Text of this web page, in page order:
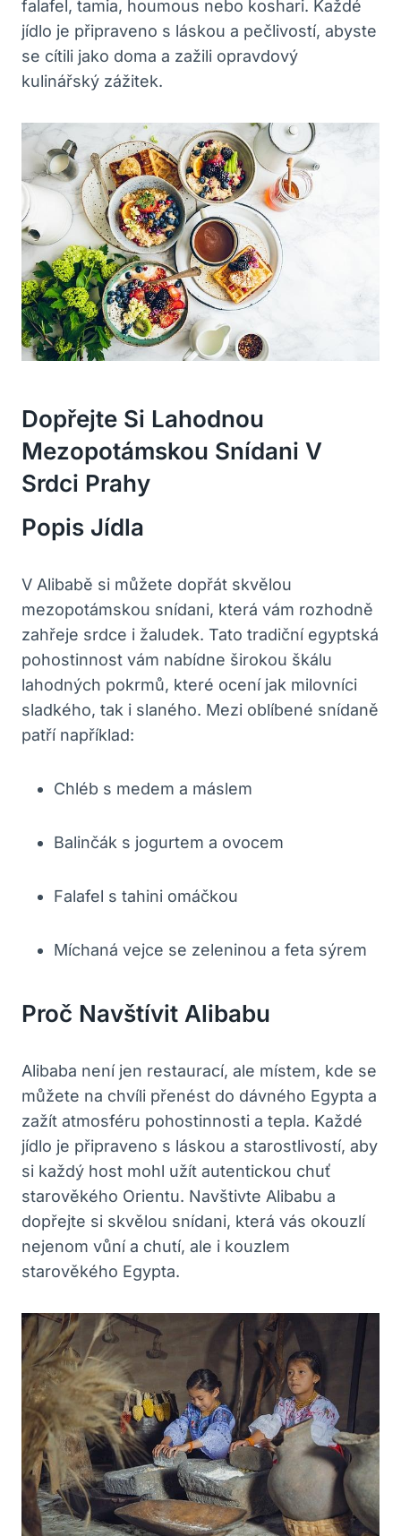
falafel, tamia, houmous nebo koshari. Každé
jídlo je připraveno s láskou a pečlivostí, abyste
se cítili jako doma a zažili opravdový
kulinářský zážitek.
Dopřejte Si Lahodnou
Mezopotámskou Snídani V
Srdci Prahy
Popis Jídla
V Alibabě si můžete dopřát skvělou
mezopotámskou snídani, která vám rozhodně
zahřeje srdce i žaludek. Tato tradiční egyptská
pohostinnost vám nabídne širokou škálu
lahodných pokrmů, které ocení jak milovníci
sladkého, tak i slaného. Mezi oblíbené snídaně
patří například:
Chléb s medem a máslem
Balinčák s jogurtem a ovocem
Falafel s tahini omáčkou
Míchaná vejce se zeleninou a feta sýrem
Proč Navštívit Alibabu
Alibaba není jen restaurací, ale místem, kde se
můžete na chvíli přenést do dávného Egypta a
zažít atmosféru pohostinnosti a tepla. Každé
jídlo je připraveno s láskou a starostlivostí, aby
si každý host mohl užít autentickou chuť
starověkého Orientu. Navštivte Alibabu a
dopřejte si skvělou snídani, která vás okouzlí
nejenom vůní a chutí, ale i kouzlem
starověkého Egypta.